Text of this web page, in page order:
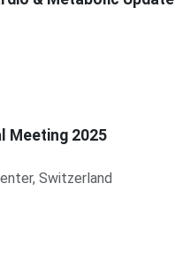
Meeting 2025
Switzerland